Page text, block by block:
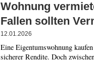
Wohnung
Fallen sollten
12.01.2026
Eine Eigentumswohnung
sicherer Rendite. Doch